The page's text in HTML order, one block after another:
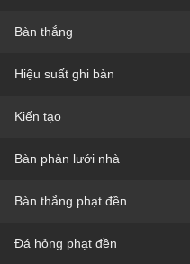
Bàn thắng
Hiệu suất ghi bàn
Kiến tạo
Bàn phản lưới nhà
Bàn thắng phạt đền
Đá hỏng phạt đền